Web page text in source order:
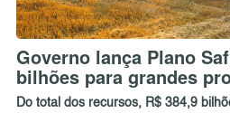
Governo lança Plano
bilhões para grandes
Do total dos recursos, R$ 384,9